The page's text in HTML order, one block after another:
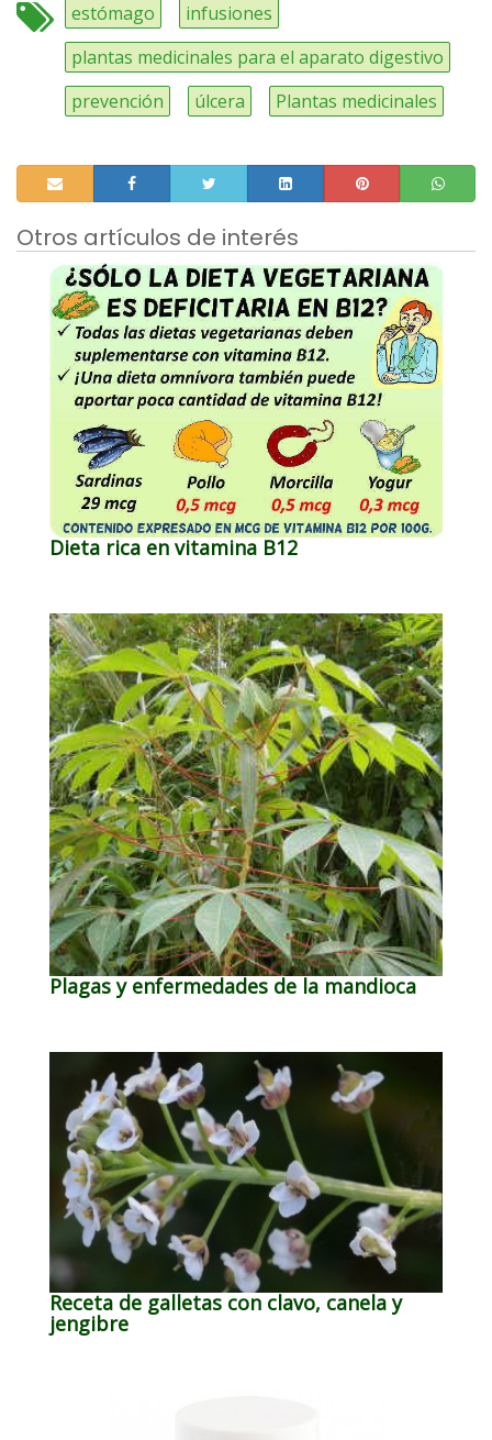
estómago
infusiones
plantas medicinales para el aparato digestivo
prevención
úlcera Plantas medicinales
Otros artículos de interés
Dieta rica en vitamina B12
Plagas y enfermedades de la mandioca
Receta de galletas con clavo, canela y
jengibre